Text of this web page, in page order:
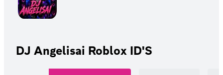
DJ Angelisai Roblox ID'S